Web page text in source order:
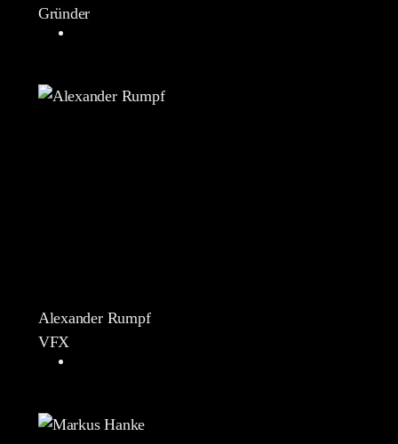
Gründer
Alexander Rumpf
VFX